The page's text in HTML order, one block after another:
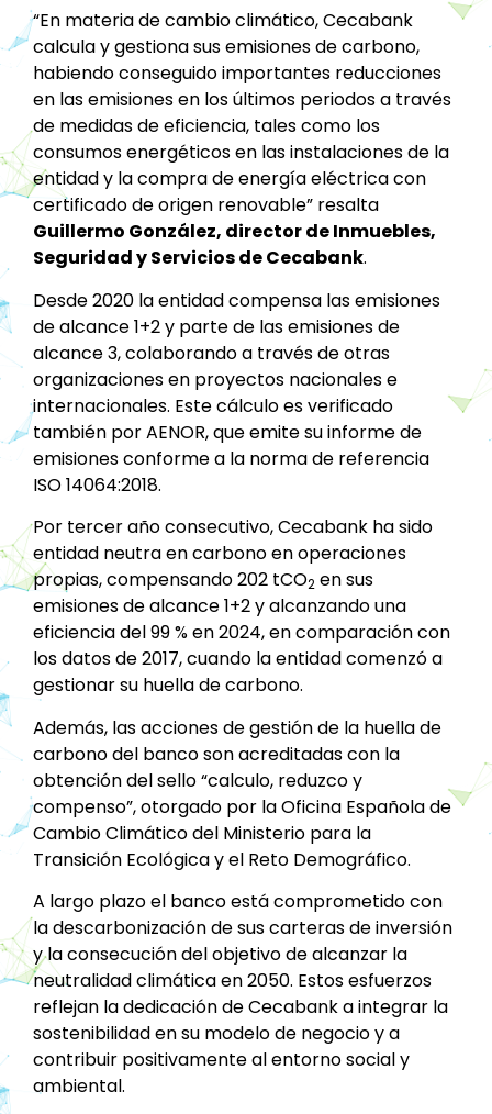
“En materia de cambio climático, Cecabank
calcula y gestiona sus emisiones de carbono,
habiendo conseguido importantes reducciones
en las emisiones en los últimos periodos a través
de medidas de eficiencia, tales como los
consumos energéticos en las instalaciones de la
entidad y la compra de energía eléctrica con
certificado de origen renovable” resalta
Guillermo González, director de Inmuebles,
Seguridad y Servicios de Cecabank.
Desde 2020 la entidad compensa las emisiones
de alcance 1+2 y parte de las emisiones de
alcance 3, colaborando a través de otras
organizaciones en proyectos nacionales e
internacionales. Este cálculo es verificado
también por AENOR, que emite su informe de
emisiones conforme a la norma de referencia
ISO 14064:2018.
Por tercer año consecutivo, Cecabank ha sido
entidad neutra en carbono en operaciones
propias, compensando 202 tCO2 en sus
emisiones de alcance 1+2 y alcanzando una
eficiencia del 99 % en 2024, en comparación con
los datos de 2017, cuando la entidad comenzó a
gestionar su huella de carbono.
Además, las acciones de gestión de la huella de
carbono del banco son acreditadas con la
obtención del sello “calculo, reduzco y
compenso”, otorgado por la Oficina Española de
Cambio Climático del Ministerio para la
Transición Ecológica y el Reto Demográfico.
A largo plazo el banco está comprometido con
la descarbonización de sus carteras de inversión
y la consecución del objetivo de alcanzar la
neutralidad climática en 2050. Estos esfuerzos
reflejan la dedicación de Cecabank a integrar la
sostenibilidad en su modelo de negocio y a
contribuir positivamente al entorno social y
ambiental.